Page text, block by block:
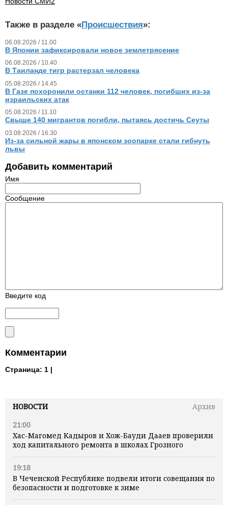
НОВОСТИ
Архив
21:00
Хас-Магомед Кадыров и Хож-Бауди Дааев проверили
ход капитального ремонта в школах Грозного
19:18
В Чеченской Республике подвели итоги совещания по
безопасности и подготовке к зиме
Также в разделе «Происшествия»:
06.08.2026 / 11.00
В Японии зафиксировали новое землетрясение
06.08.2026 / 10.40
В Таиланде тигр растерзал человека
05.08.2026 / 14.45
В Газе похоронили останки 112 человек, погибших из‑за
израильских атак
05.08.2026 / 11.10
Свыше 140 мигрантов погибли, пытаясь достичь Сеуты
03.08.2026 / 16.30
Из‑за сильной жары в японском зоопарке стали гибнуть
львы
Добавить комментарий
Имя
Сообщение
Введите код
Комментарии
Страница: 1 |